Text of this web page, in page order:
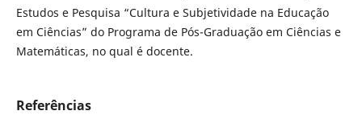
Estudos e Pesquisa “Cultura e Subjetividade na Educação
em Ciências” do Programa de Pós-Graduação em Ciências e
Matemáticas, no qual é docente.
Referências